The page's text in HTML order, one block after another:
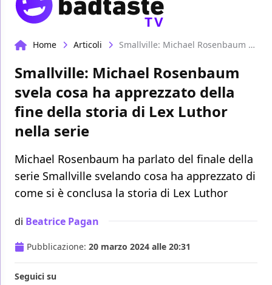
TV
Home Articoli Smallville: Michael Rosenbaum svela cosa ha apprezzato della fine della storia di Lex Luthor nella serie
Smallville: Michael Rosenbaum
svela cosa ha apprezzato della
fine della storia di Lex Luthor
nella serie
Michael Rosenbaum ha parlato del finale della
serie Smallville svelando cosa ha apprezzato di
come si è conclusa la storia di Lex Luthor
di Beatrice Pagan
Pubblicazione: 20 marzo 2024 alle 20:31
Seguici su